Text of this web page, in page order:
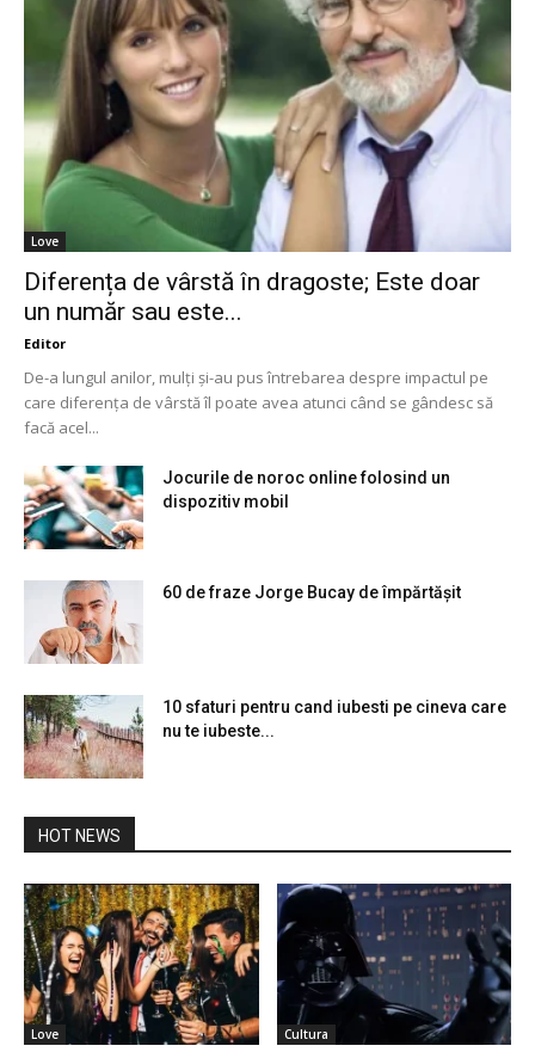
Love
Diferența de vârstă în dragoste; Este doar
un număr sau este...
Editor
De-a lungul anilor, mulți și-au pus întrebarea despre impactul pe
care diferența de vârstă îl poate avea atunci când se gândesc să
facă acel...
Jocurile de noroc online folosind un
dispozitiv mobil
60 de fraze Jorge Bucay de împărtășit
10 sfaturi pentru cand iubesti pe cineva care
nu te iubeste...
HOT NEWS
Love Cultura